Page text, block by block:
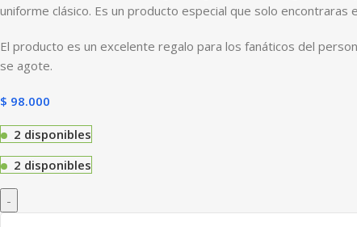
uniforme clásico. Es un producto especial que solo encontraras
El producto es un excelente regalo para los fanáticos del
se agote.
$ 98.000
2 disponibles
2 disponibles